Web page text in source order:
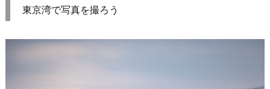
東京湾で写真を撮ろう